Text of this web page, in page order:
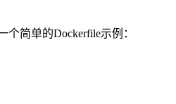
简单的Dockerfile示例：